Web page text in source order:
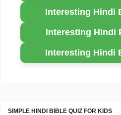
Interesting Hindi
Interesting Hindi
Interesting Hindi
SIMPLE HINDI BIBLE QUIZ FOR KIDS